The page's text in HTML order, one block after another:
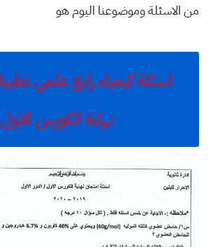
من الاسئلة وموضوعنا اليوم هو
نهاية الكورس الاول